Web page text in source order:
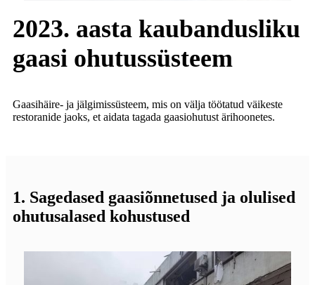
2023. aasta kaubandusliku
gaasi ohutussüsteem
Gaasihäire- ja jälgimissüsteem, mis on välja töötatud väikeste
restoranide jaoks, et aidata tagada gaasiohutust ärihoonetes.
1. Sagedased gaasiõnnetused ja olulised
ohutusalased kohustused